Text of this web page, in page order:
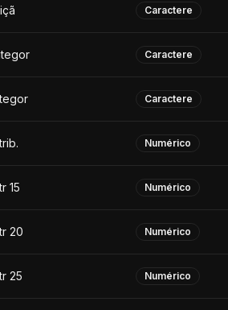
Caractere
Caractere
Caractere
Numérico
15 Numérico
20 Numérico
25 Numérico